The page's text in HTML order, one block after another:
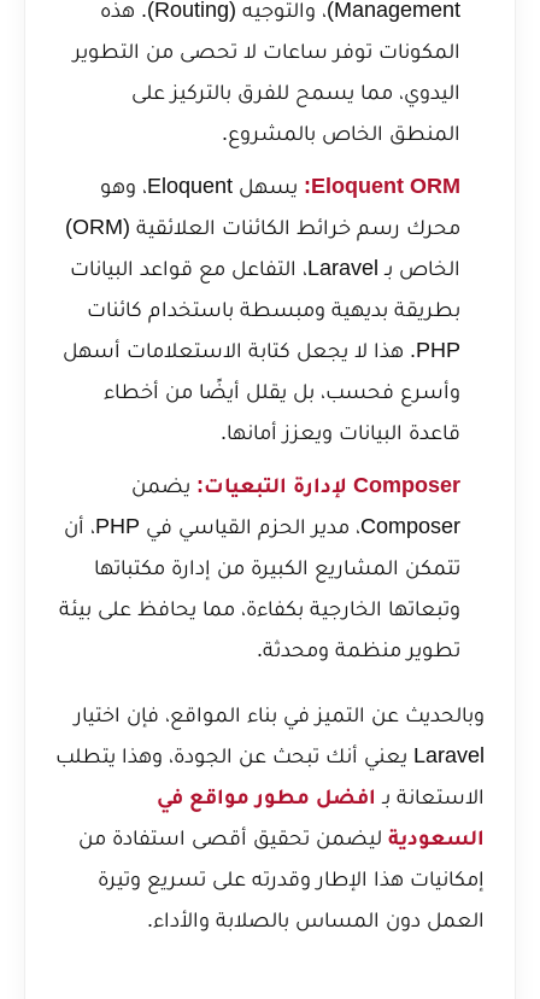
Management)، والتوجيه (Routing). هذه
المكونات توفر ساعات لا تحصى من التطوير
اليدوي، مما يسمح للفرق بالتركيز على
المنطق الخاص بالمشروع.
Eloquent ORM:
يسهل Eloquent، وهو
محرك رسم خرائط الكائنات العلائقية (ORM)
الخاص بـ Laravel، التفاعل مع قواعد البيانات
بطريقة بديهية ومبسطة باستخدام كائنات
PHP. هذا لا يجعل كتابة الاستعلامات أسهل
وأسرع فحسب، بل يقلل أيضًا من أخطاء
قاعدة البيانات ويعزز أمانها.
Composer لإدارة التبعيات:
يضمن
Composer، مدير الحزم القياسي في PHP، أن
تتمكن المشاريع الكبيرة من إدارة مكتباتها
وتبعاتها الخارجية بكفاءة، مما يحافظ على بيئة
تطوير منظمة ومحدثة.
وبالحديث عن التميز في بناء المواقع، فإن اختيار
Laravel يعني أنك تبحث عن الجودة، وهذا يتطلب
الاستعانة بـ افضل مطور مواقع في
السعودية ليضمن تحقيق أقصى استفادة من
إمكانيات هذا الإطار وقدرته على تسريع وتيرة
العمل دون المساس بالصلابة والأداء.